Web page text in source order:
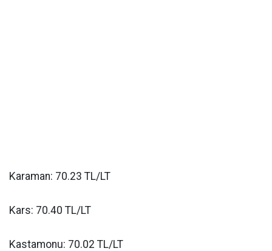
Karaman: 70.23 TL/LT
Kars: 70.40 TL/LT
Kastamonu: 70.02 TL/LT